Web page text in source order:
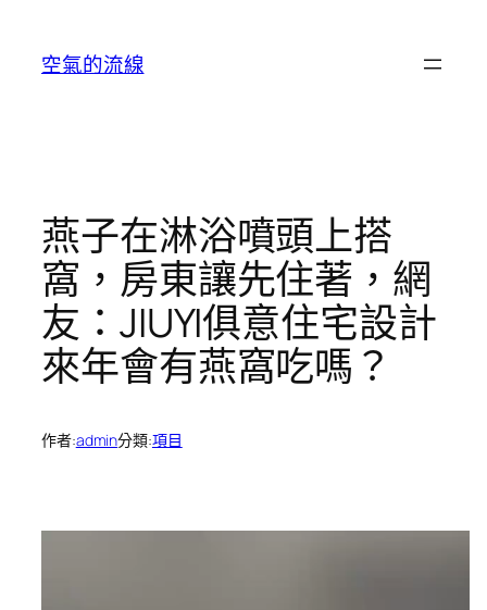
空氣的流線
燕子在淋浴噴頭上搭
窩，房東讓先住著，網
友：JIUYI俱意住宅設計
來年會有燕窩吃嗎？
作者:admin分類:項目